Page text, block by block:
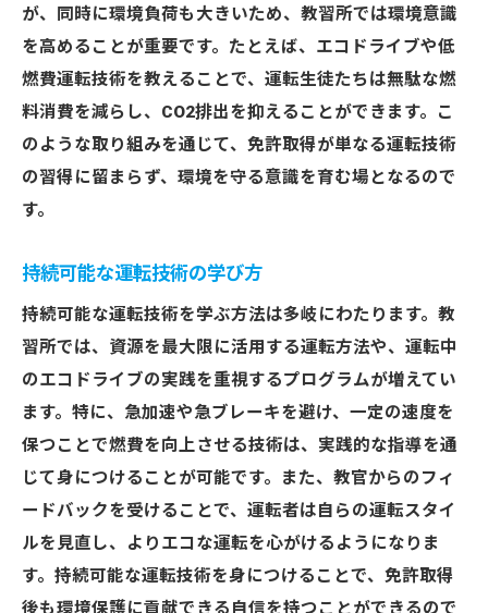
配慮型プログラム
小鹿野町の自然を守るための運転習慣
教習所と地域住民の協力による環境保護活
動
免許取得を通じた地域環境の理解促進
持続可能な未来に向けた免許取得と環境保護の
次世代のドライバーに求められる環境意識
交通手段の選択と環境負荷の低減
再生可能エネルギーを活用した教習所の取
り組み
持続可能な交通インフラの構築に向けた政
策
運転教育の未来と環境保護の関係性
さいたま市での免許取得が環境保護に与える影
響とは
が、同時に環境負荷も大きいため、教習所では環境意識
を高めることが重要です。たとえば、エコドライブや低
燃費運転技術を教えることで、運転生徒たちは無駄な燃
料消費を減らし、CO2排出を抑えることができます。こ
のような取り組みを通じて、免許取得が単なる運転技術
の習得に留まらず、環境を守る意識を育む場となるので
す。
持続可能な運転技術の学び方
持続可能な運転技術を学ぶ方法は多岐にわたります。教
習所では、資源を最大限に活用する運転方法や、運転中
のエコドライブの実践を重視するプログラムが増えてい
ます。特に、急加速や急ブレーキを避け、一定の速度を
保つことで燃費を向上させる技術は、実践的な指導を通
じて身につけることが可能です。また、教官からのフィ
ードバックを受けることで、運転者は自らの運転スタイ
ルを見直し、よりエコな運転を心がけるようになりま
す。持続可能な運転技術を身につけることで、免許取得
後も環境保護に貢献できる自信を持つことができるので